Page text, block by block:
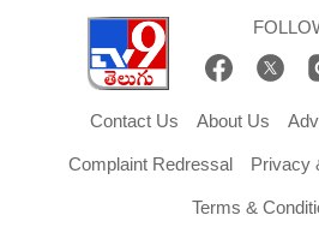
Contact Us About Us
Complaint Redressal Privacy
Terms &